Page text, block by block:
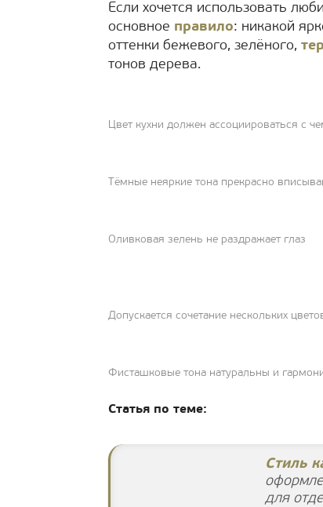
Если хочется использовать
основное правило: никакой
оттенки бежевого, зелёного,
тонов дерева.
Цвет кухни должен ассоциироваться с
Тёмные неяркие тона прекрасно
Оливковая зелень не раздражает глаз
Допускается сочетание нескольких
Фисташковые тона натуральны и
Статья по теме:
Стиль
для